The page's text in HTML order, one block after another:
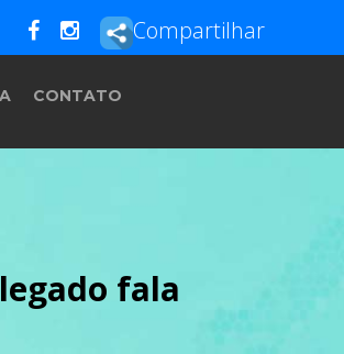
Compartilhar
CONTATO
fala